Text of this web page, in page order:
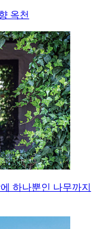
옥천
하나뿐인 나무까지